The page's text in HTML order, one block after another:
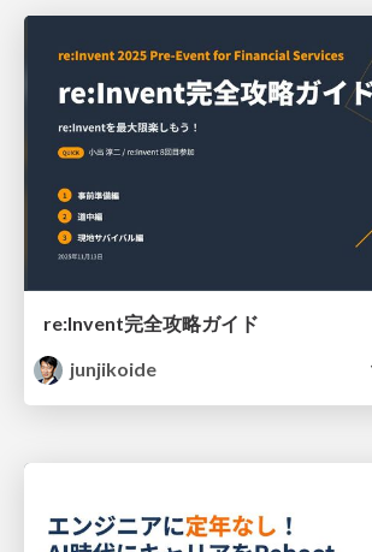
re:Invent完全攻略ガイド
junjikoide